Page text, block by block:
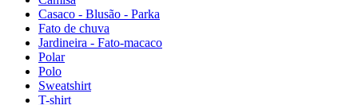
Casaco - Blusão - Parka
Fato de chuva
Jardineira - Fato-macaco
Polar
Polo
Sweatshirt
T-shirt